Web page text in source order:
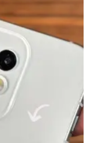
رسالة سحرية إلى نفسه
التي ستحدث، مما
على Kahn ويقتله هذه المرة.